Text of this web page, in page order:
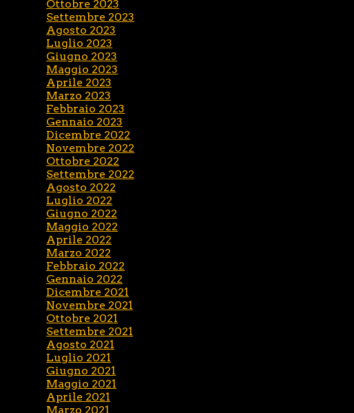
Ottobre 2023
Settembre 2023
Agosto 2023
Luglio 2023
Giugno 2023
Maggio 2023
Aprile 2023
Marzo 2023
Febbraio 2023
Gennaio 2023
Dicembre 2022
Novembre 2022
Ottobre 2022
Settembre 2022
Agosto 2022
Luglio 2022
Giugno 2022
Maggio 2022
Aprile 2022
Marzo 2022
Febbraio 2022
Gennaio 2022
Dicembre 2021
Novembre 2021
Ottobre 2021
Settembre 2021
Agosto 2021
Luglio 2021
Giugno 2021
Maggio 2021
Aprile 2021
Marzo 2021